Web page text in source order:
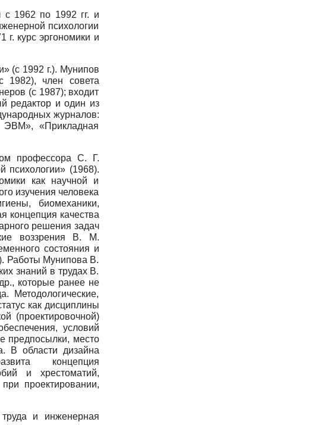
с 1962 по 1992 гг. и
психологии
г. курс эргономики и
(с 1992 г.). Мунипов
1982), член совета
(с 1987); входит
редактор и один из
журналов:
ЭВМ», «Прикладная
профессора С. Г.
психологии» (1968).
как научной и
изучения человека
биомеханики,
концепция качества
решения задач
воззрения В. М.
состояния и
Работы Мунипова В.
знаний в трудах В.
которые ранее не
Методологические,
как дисциплины
(проектировочной)
условий
предпосылки, место
В области дизайна
концепция
и хрестоматий,
проектировании,
и инженерная